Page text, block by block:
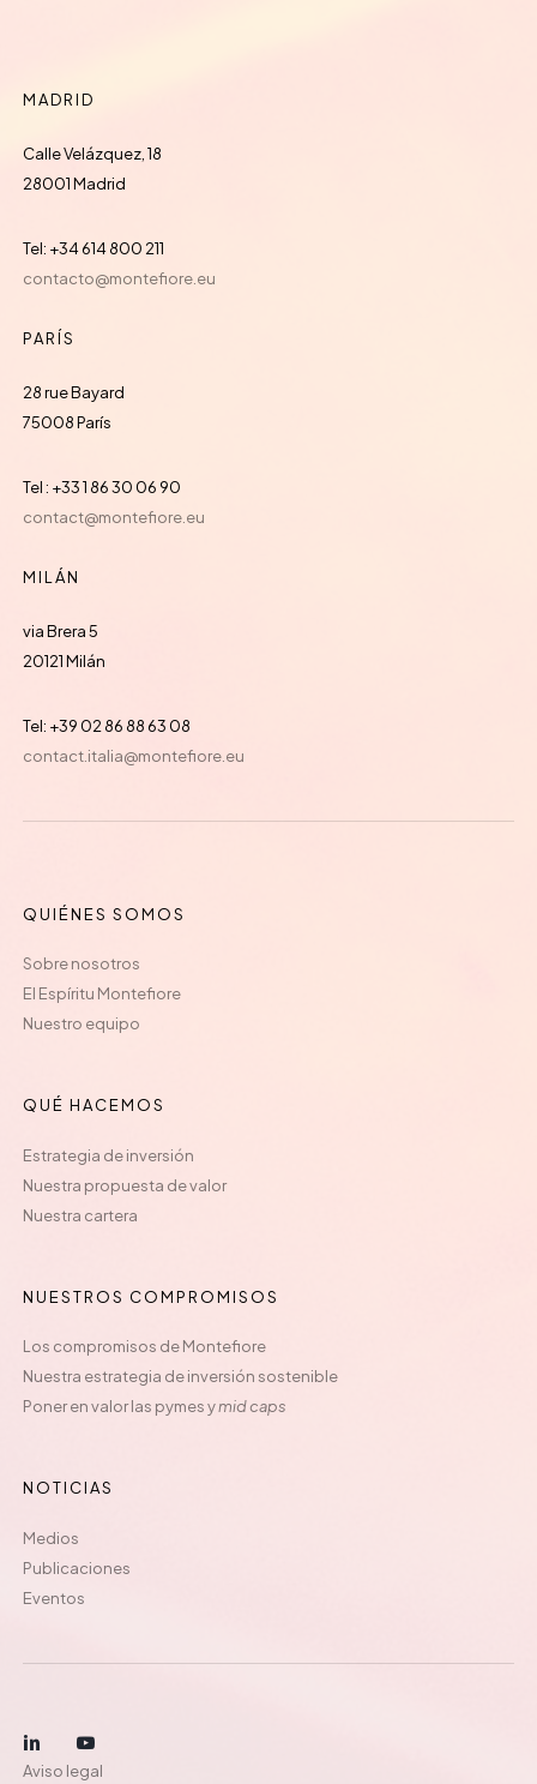
MADRID
Calle Velázquez, 18
28001 Madrid
Tel: +34 614 800 211
contacto@montefiore.eu
PARÍS
28 rue Bayard
75008 París
Tel : +33 1 86 30 06 90
contact@montefiore.eu
MILÁN
via Brera 5
20121 Milán
Tel: +39 02 86 88 63 08
contact.italia@montefiore.eu
QUIÉNES SOMOS
Sobre nosotros
El Espíritu Montefiore
Nuestro equipo
QUÉ HACEMOS
Estrategia de inversión
Nuestra propuesta de valor
Nuestra cartera
NUESTROS COMPROMISOS
Los compromisos de Montefiore
Nuestra estrategia de inversión sostenible
Poner en valor las pymes ymid caps
NOTICIAS
Medios
Publicaciones
Eventos
Aviso legal